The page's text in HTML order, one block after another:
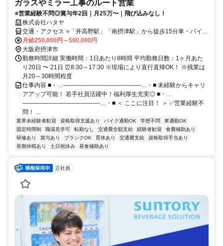
ガラスやミラー工事のルート営業
⭐営業経験不問◎賞与年2回｜月25万〜｜飛び込みなし！
株式会社ハタヤ
交通・アクセス ⭐「井高野駅」「南摂津駅」から徒歩15分車・バイク
通勤OK／転勤なし
月給250,000円～500,000円
大阪府摂津市
勤務時間詳細 実働時間：1日あたり8時間 平均勤務日数：1ヶ月あた
り20日 〜 21日 ⏰8:30～17:30 ※現場により直行直帰OK！ ※残業は
月20～30時間程度
仕事内容 ■・…―――――――――――――…・■ 未経験からキャリ
アアップ可能！ 若手社員活躍中！福利厚生充実◎ ■・…
―――――――――――――…・■ ＜ ここに注目！ ＞ ✅営業経験不
問！ ...
業界未経験者歓迎 資格取得支援あり バイク通勤OK 学歴不問
車通勤OK
固定時間制
職場見学可 転勤なし 交通費全額支給 経験者歓迎
食費補助あり
研修あり
賞与あり ブランクOK 育休あり 交通費支給
資格取得手当あり
長期休暇あり
土日祝休み 昼食補助あり
正社員